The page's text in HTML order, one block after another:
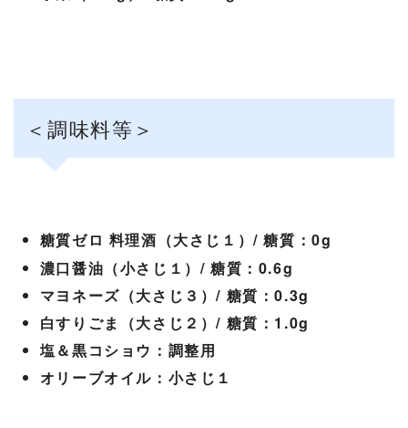
＜調味料等＞
糖質ゼロ 料理酒（大さじ１）/ 糖質：0g
濃口醤油（小さじ１）/ 糖質：0.6g
マヨネーズ（大さじ３）/ 糖質：0.3g
白すりごま（大さじ２）/ 糖質：1.0g
塩＆黒コショウ：調整用
オリーブオイル：小さじ１